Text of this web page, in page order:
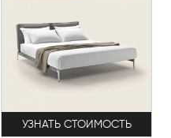
УЗНАТЬ СТОИМОСТЬ